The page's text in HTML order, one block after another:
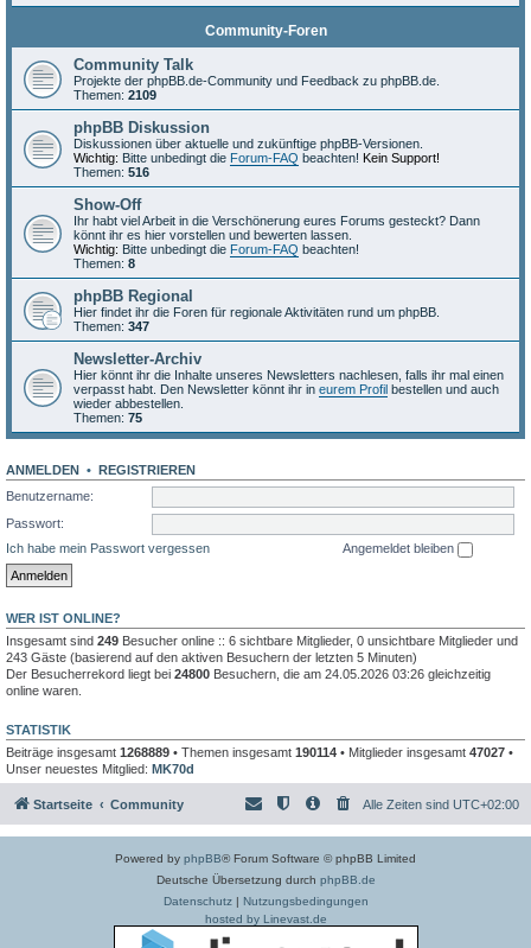
Community-Foren
Community Talk
Projekte der phpBB.de-Community und Feedback zu phpBB.de.
Themen: 2109
phpBB Diskussion
Diskussionen über aktuelle und zukünftige phpBB-Versionen.
Wichtig: Bitte unbedingt die Forum-FAQ beachten! Kein Support!
Themen: 516
Show-Off
Ihr habt viel Arbeit in die Verschönerung eures Forums gesteckt? Dann
könnt ihr es hier vorstellen und bewerten lassen.
Wichtig: Bitte unbedingt die Forum-FAQ beachten!
Themen: 8
phpBB Regional
Hier findet ihr die Foren für regionale Aktivitäten rund um phpBB.
Themen: 347
Newsletter-Archiv
Hier könnt ihr die Inhalte unseres Newsletters nachlesen, falls ihr mal einen
verpasst habt. Den Newsletter könnt ihr in eurem Profil bestellen und auch
wieder abbestellen.
Themen: 75
ANMELDEN • REGISTRIEREN
Benutzername:
Passwort:
Ich habe mein Passwort vergessen
Angemeldet bleiben
WER IST ONLINE?
Insgesamt sind 249 Besucher online :: 6 sichtbare Mitglieder, 0 unsichtbare Mitglieder und
243 Gäste (basierend auf den aktiven Besuchern der letzten 5 Minuten)
Der Besucherrekord liegt bei 24800 Besuchern, die am 24.05.2026 03:26 gleichzeitig
online waren.
STATISTIK
Beiträge insgesamt 1268889 • Themen insgesamt 190114 • Mitglieder insgesamt 47027 •
Unser neuestes Mitglied: MK70d
Startseite Community Alle Zeiten sind UTC+02:00
Powered by phpBB® Forum Software © phpBB Limited
Deutsche Übersetzung durch phpBB.de
Datenschutz| Nutzungsbedingungen
hosted by Linevast.de